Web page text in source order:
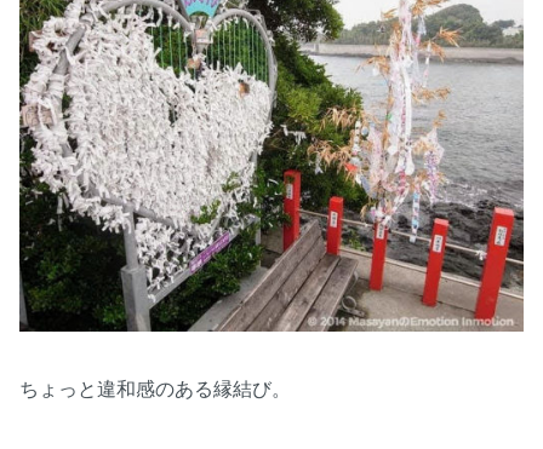
ちょっと違和感のある縁結び。